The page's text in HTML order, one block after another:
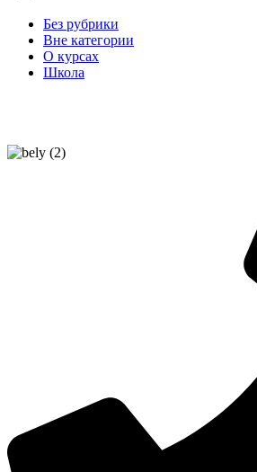
Без рубрики
Вне категории
О курсах
Школа